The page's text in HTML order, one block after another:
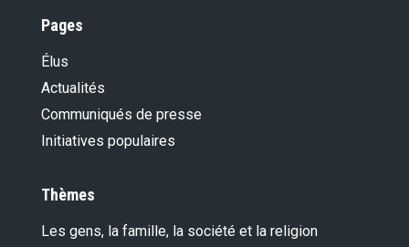
Pages
Élus
Actualités
Communiqués de presse
Initiatives populaires
Thèmes
Les gens, la famille, la société et la religion